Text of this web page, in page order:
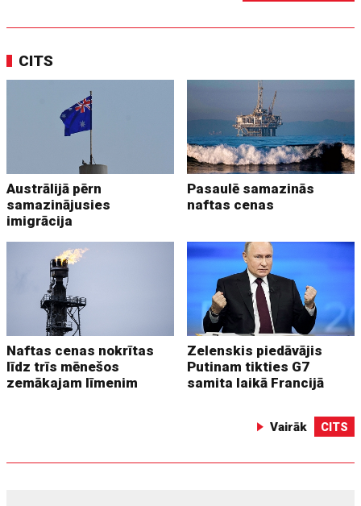
CITS
Austrālijā pērn
samazinājusies
imigrācija
Pasaulē samazinās
naftas cenas
Naftas cenas nokrītas
līdz trīs mēnešos
zemākajam līmenim
Zelenskis piedāvājis
Putinam tikties G7
samita laikā Francijā
Vairāk CITS